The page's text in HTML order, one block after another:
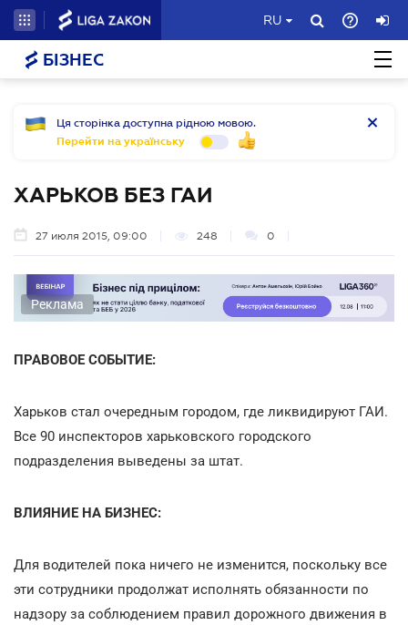
RU
БІЗНЕС
Ця сторінка доступна рідною мовою.
Перейти на українську
ХАРЬКОВ БЕЗ ГАИ
27 июля 2015, 09:00 248 0
Реклама
ПРАВОВОЕ СОБЫТИЕ:
Харьков стал очередным городом, где ликвидируют ГАИ.
Все 90 инспекторов харьковского городского
подразделения выведены за штат.
ВЛИЯНИЕ НА БИЗНЕС:
Для водителей пока ничего не изменится, поскольку все
эти сотрудники продолжат исполнять обязанности по
надзору за соблюдением правил дорожного движения в